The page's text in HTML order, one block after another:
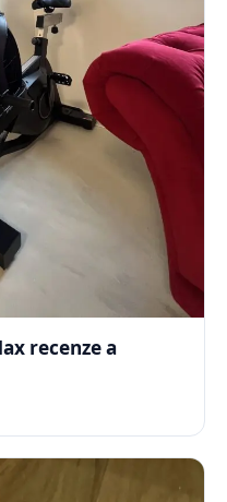
recenze a